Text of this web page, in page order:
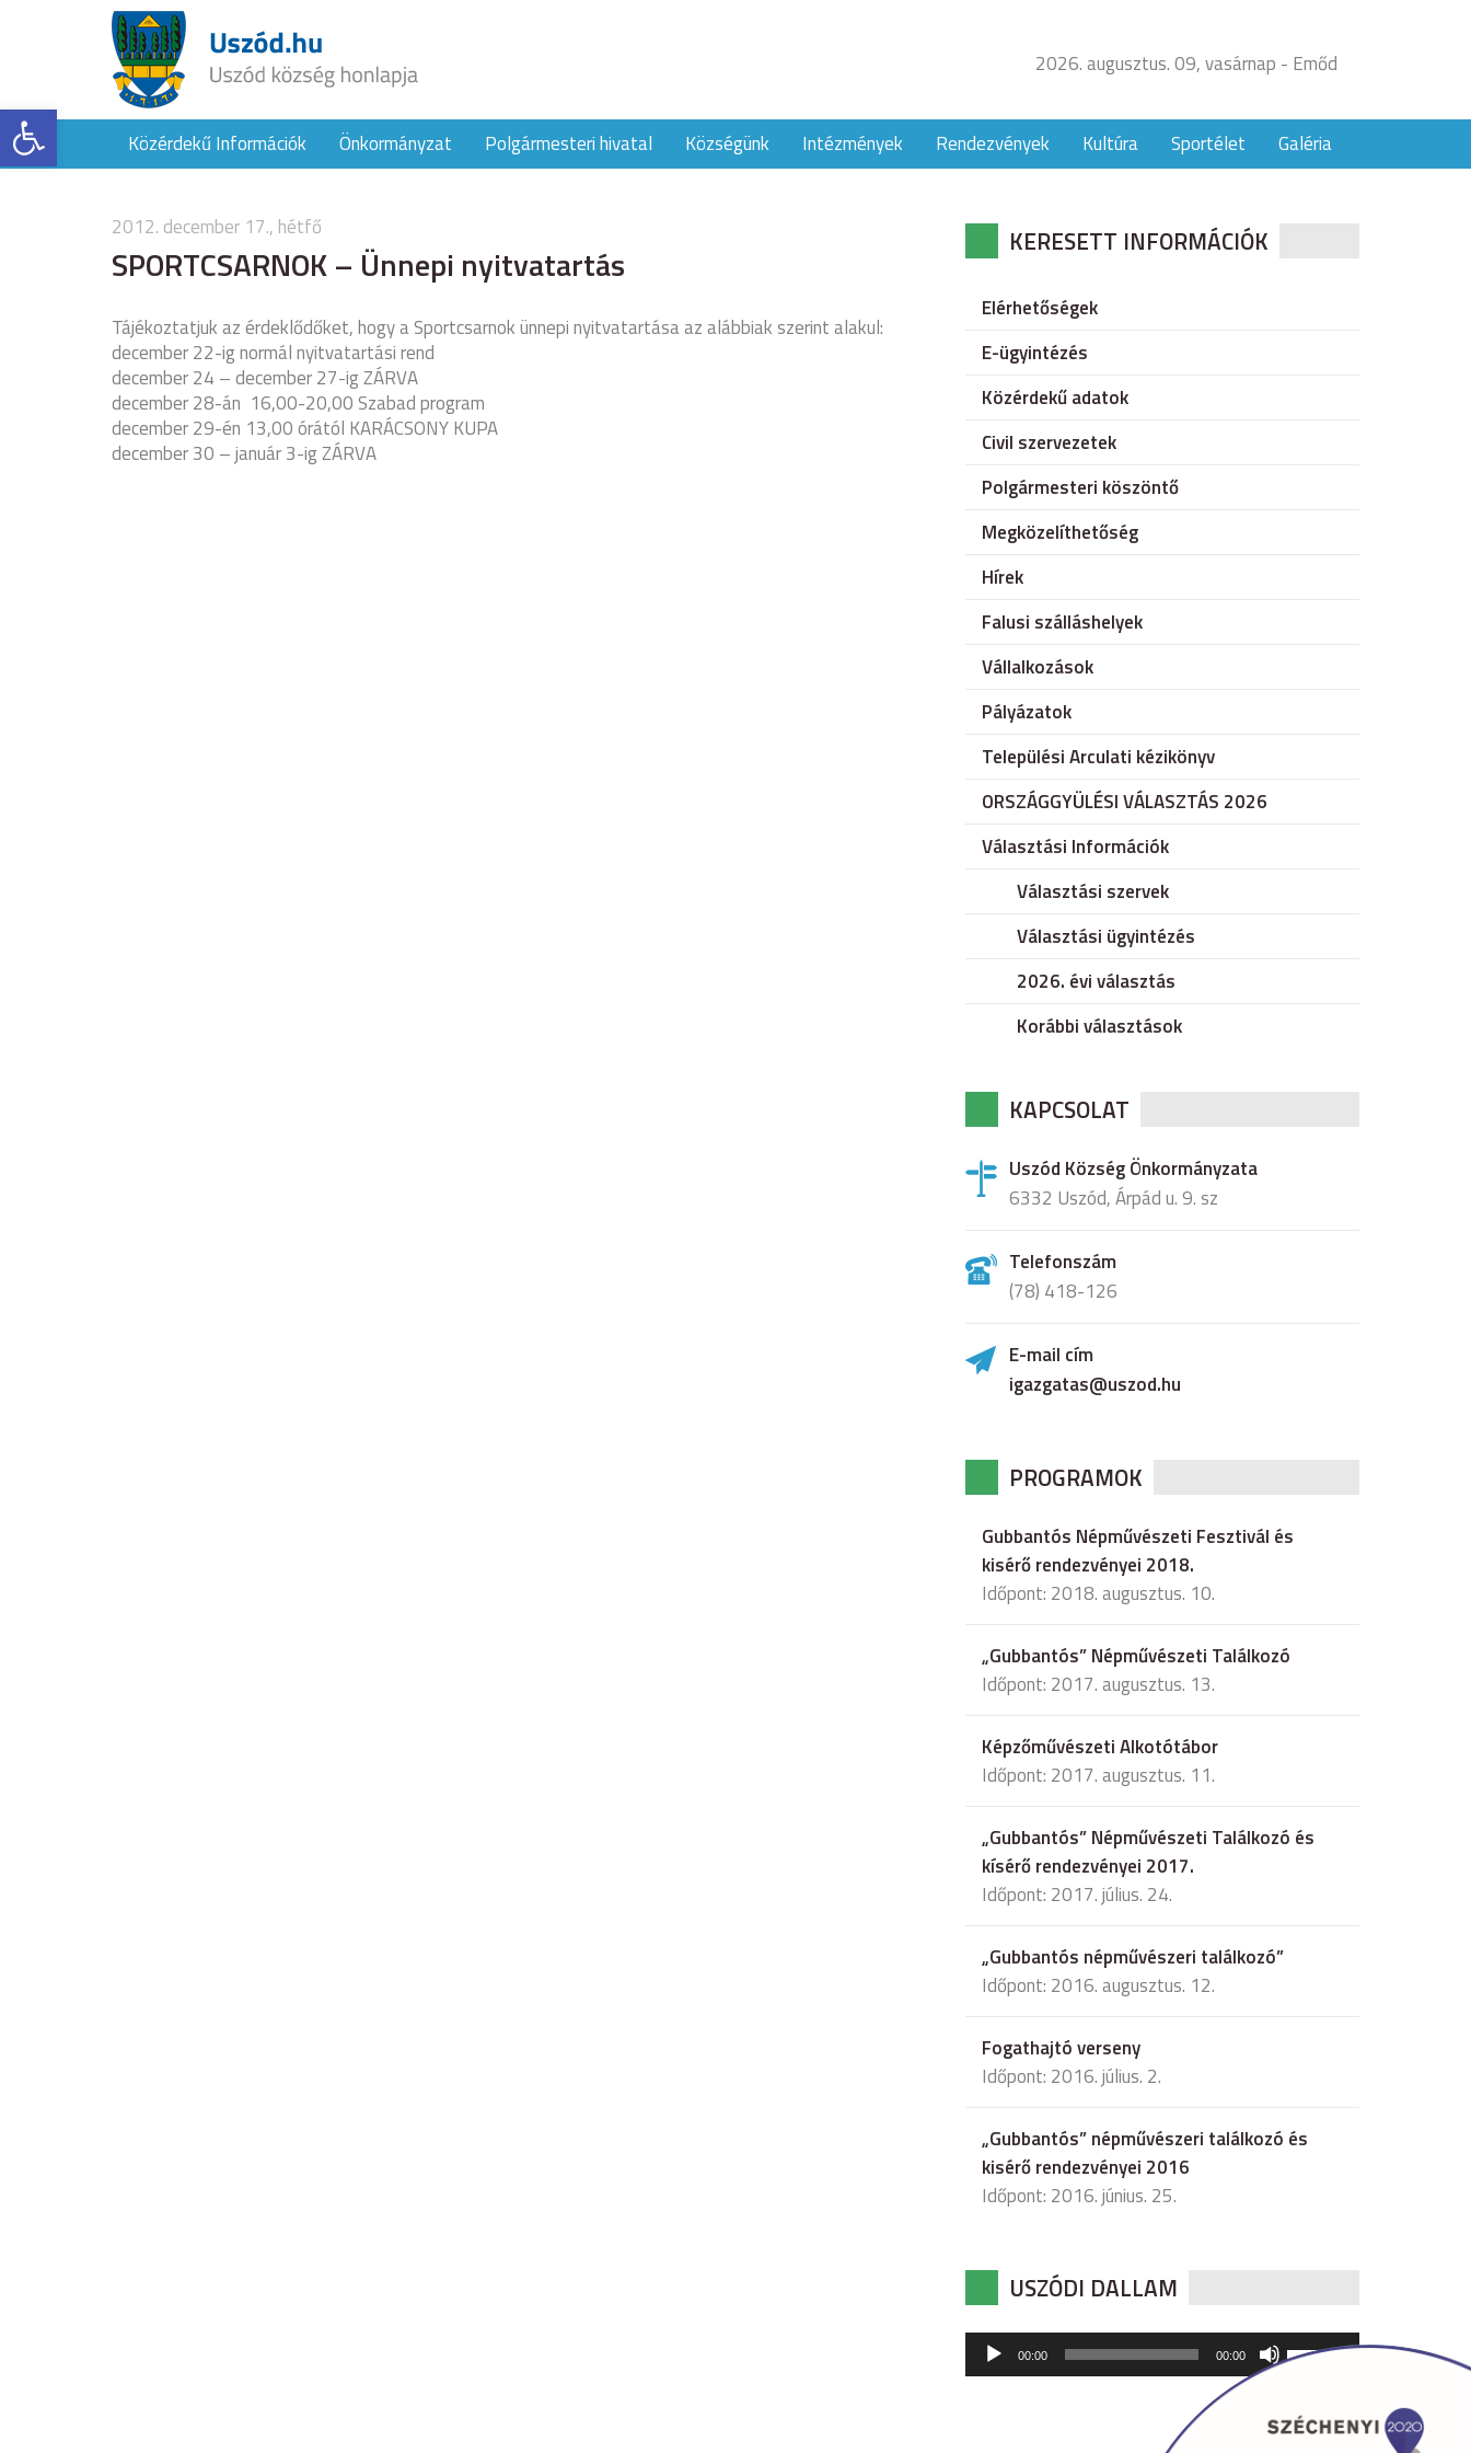
Eszköztár megnyitása
2026. augusztus. 09, vasárnap - Emőd
Közérdekű Információk Önkormányzat Polgármesteri hivatal Községünk Intézmények Rendezvények Kultúra Sportélet Galéria
2012. december 17., hétfő
SPORTCSARNOK – Ünnepi nyitvatartás
Tájékoztatjuk az érdeklődőket, hogy a Sportcsarnok ünnepi nyitvatartása az alábbiak szerint alakul:
december 22-ig normál nyitvatartási rend
december 24 – december 27-ig ZÁRVA
december 28-án 16,00-20,00 Szabad program
december 29-én 13,00 órától KARÁCSONY KUPA
december 30 – január 3-ig ZÁRVA
KERESETT INFORMÁCIÓK
Elérhetőségek
E-ügyintézés
Közérdekű adatok
Civil szervezetek
Polgármesteri köszöntő
Megközelíthetőség
Hírek
Falusi szálláshelyek
Vállalkozások
Pályázatok
Települési Arculati kézikönyv
ORSZÁGGYÜLÉSI VÁLASZTÁS 2026
Választási Információk
Választási szervek
Választási ügyintézés
2026. évi választás
Korábbi választások
KAPCSOLAT
Uszód Község Önkormányzata
6332 Uszód, Árpád u. 9. sz
Telefonszám
(78) 418-126
E-mail cím
igazgatas@uszod.hu
PROGRAMOK
Gubbantós Népművészeti Fesztivál és
kisérő rendezvényei 2018.
Időpont: 2018. augusztus. 10.
„Gubbantós” Népművészeti Találkozó
Időpont: 2017. augusztus. 13.
Képzőművészeti Alkotótábor
Időpont: 2017. augusztus. 11.
„Gubbantós” Népművészeti Találkozó és
kísérő rendezvényei 2017.
Időpont: 2017. július. 24.
„Gubbantós népművészeri találkozó”
Időpont: 2016. augusztus. 12.
Fogathajtó verseny
Időpont: 2016. július. 2.
„Gubbantós” népművészeri találkozó és
kisérő rendezvényei 2016
Időpont: 2016. június. 25.
USZÓDI DALLAM
Audió
lejátszó
00:00 00:00
hangerő
csökkentéséhez